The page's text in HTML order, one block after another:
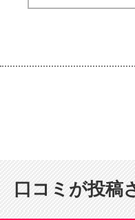
口コミが投稿